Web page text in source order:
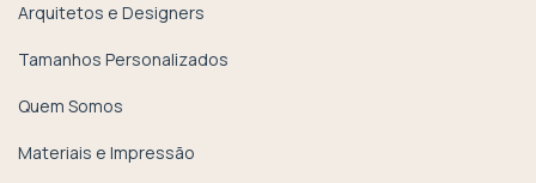
Arquitetos e Designers
Tamanhos Personalizados
Quem Somos
Materiais e Impressão